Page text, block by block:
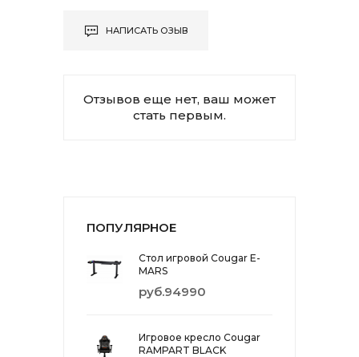
НАПИСАТЬ ОЗЫВ
Отзывов еще нет, ваш может
стать первым.
ПОПУЛЯРНОЕ
Стол игровой Cougar E-
MARS
руб.94990
Игровое кресло Cougar
RAMPART BLACK